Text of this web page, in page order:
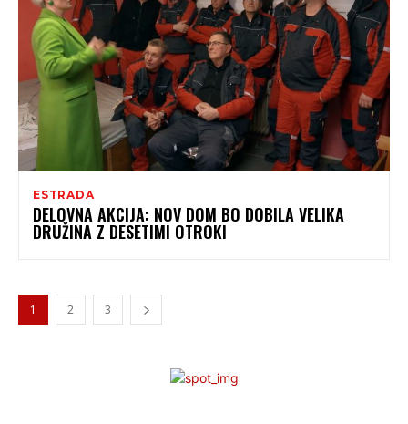
ESTRADA
DELOVNA AKCIJA: NOV DOM BO DOBILA VELIKA
DRUŽINA Z DESETIMI OTROKI
1 2 3